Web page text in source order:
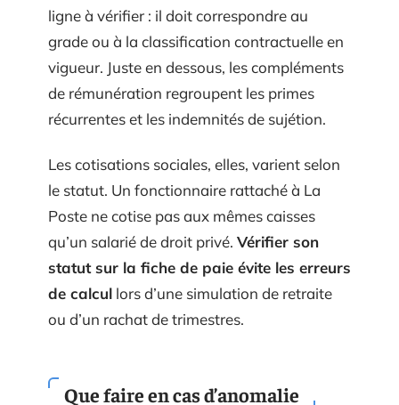
ligne à vérifier : il doit correspondre au
grade ou à la classification contractuelle en
vigueur. Juste en dessous, les compléments
de rémunération regroupent les primes
récurrentes et les indemnités de sujétion.
Les cotisations sociales, elles, varient selon
le statut. Un fonctionnaire rattaché à La
Poste ne cotise pas aux mêmes caisses
qu’un salarié de droit privé. Vérifier son
statut sur la fiche de paie évite les erreurs
de calcul lors d’une simulation de retraite
ou d’un rachat de trimestres.
Que faire en cas d’anomalie